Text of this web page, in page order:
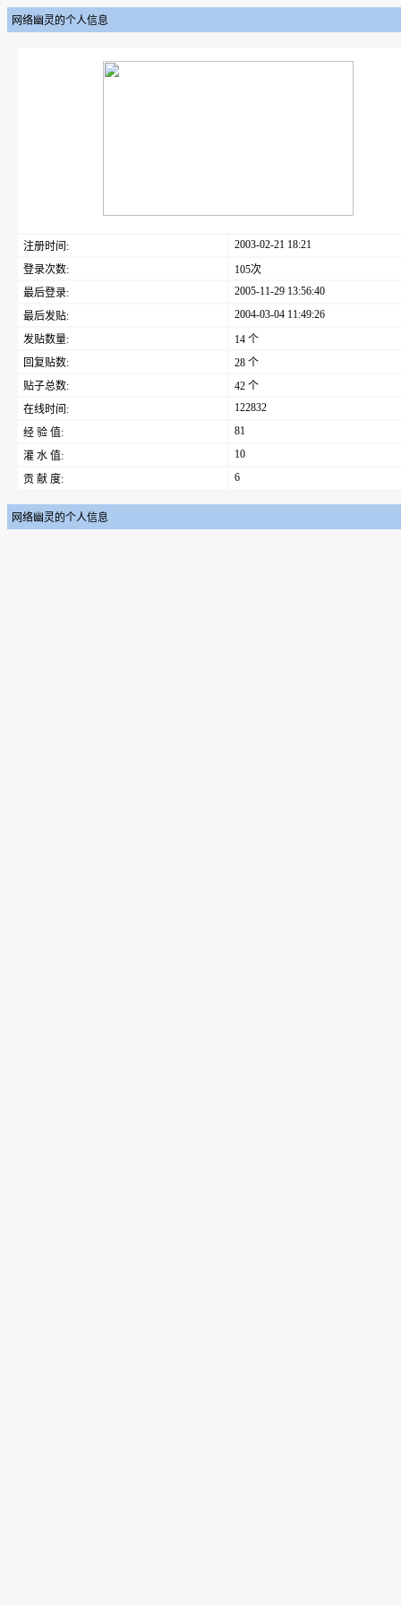
网络幽灵的个人信息
注册时间:
2003-02-21 18:21
登录次数:
105次
最后登录:
2005-11-29 13:56:40
最后发贴:
2004-03-04 11:49:26
发贴数量:
14 个
回复贴数:
28 个
贴子总数:
42 个
在线时间:
122832
经 验 值:
81
灌 水 值:
10
贡 献 度:
6
网络幽灵的个人信息